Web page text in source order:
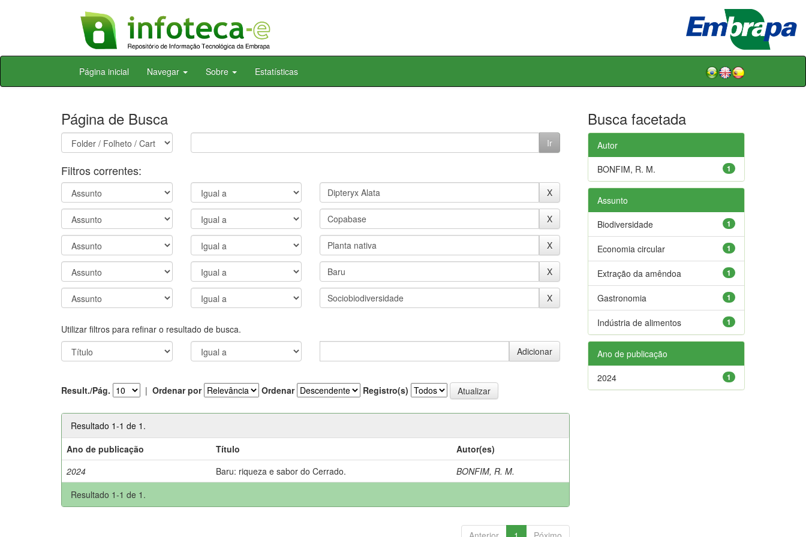
Skip
Página inicial Navegar Sobre Estatísticas
Página de Busca
Filtros correntes:
Utilizar filtros para refinar o resultado de busca.
Result./Pág. | Ordenar por Ordenar Registro(s)
Resultado 1-1 de 1.
Ano de publicação
Título
Autor(es)
2024
Baru: riqueza e sabor do Cerrado.
BONFIM, R. M.
Resultado 1-1 de 1.
Busca facetada
Autor
1
BONFIM, R. M.
Assunto
1
Biodiversidade
1
Economia circular
1
Extração da amêndoa
1
Gastronomia
1
Indústria de alimentos
Ano de publicação
1
2024